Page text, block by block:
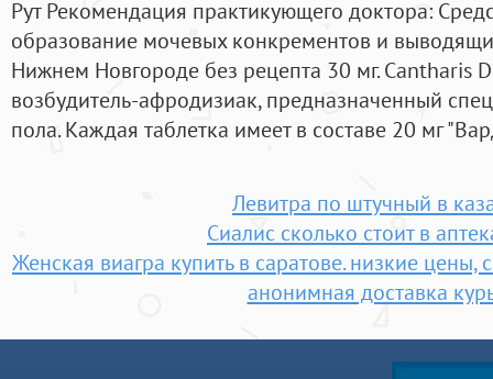
Рут Рекомендация практикующего доктора:
образование мочевых конкрементов и
Нижнем Новгороде без рецепта 30 мг. Cantharis
возбудитель-афродизиак, предназначенный
пола. Каждая таблетка имеет в составе 20 мг
Левитра по штучный в
Сиалис сколько стоит в
Женская виагра купить в саратове. низкие цены,
анонимная доставка